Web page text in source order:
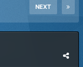
NEXT